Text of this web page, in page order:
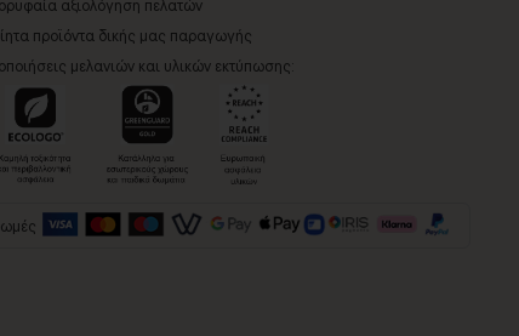
αξιολόγηση πελατών
προϊόντα δικής μας παραγωγής
μελανιών και υλικών εκτύπωσης: